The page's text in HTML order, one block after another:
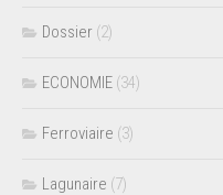
Dossier (2)
ECONOMIE (34)
Ferroviaire (3)
Lagunaire (7)